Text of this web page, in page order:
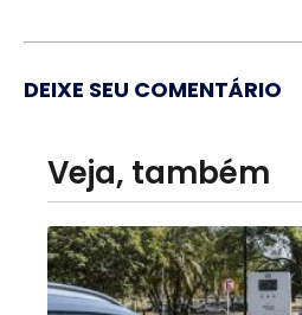
DEIXE SEU COMENTÁRIO
Veja, também